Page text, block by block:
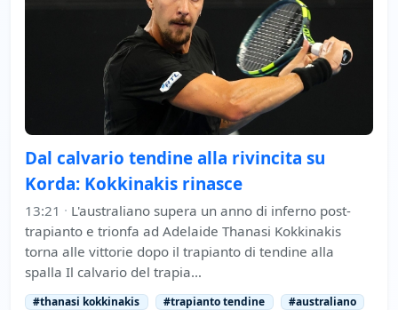
Dal calvario tendine alla rivincita su
Korda: Kokkinakis rinasce
13:21 · L'australiano supera un anno di inferno post-
trapianto e trionfa ad Adelaide Thanasi Kokkinakis
torna alle vittorie dopo il trapianto di tendine alla
spalla Il calvario del trapia…
#thanasi kokkinakis #trapianto tendine #australiano